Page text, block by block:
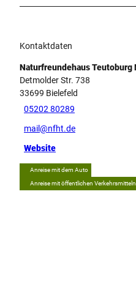
Kontaktdaten
Naturfreundehaus Teutoburg
Detmolder Str. 738
33699 Bielefeld
05202 80289
mail@nfht.de
Website
Anreise mit dem Auto
Anreise mit öffentlichen Verkehrsmitteln